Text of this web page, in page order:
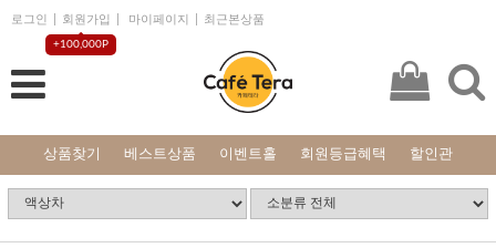
로그인 회원가입
+100,000P
마이페이지 최근본상품
상품찾기 베스트상품 이벤트홀 회원등급혜택 할인관